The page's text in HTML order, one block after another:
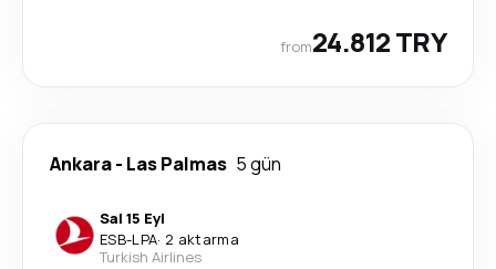
from24.812 TRY
Ankara- Las Palmas 5 gün
Sal 15 Eyl
ESB-LPA· 2 aktarma
Turkish Airlines